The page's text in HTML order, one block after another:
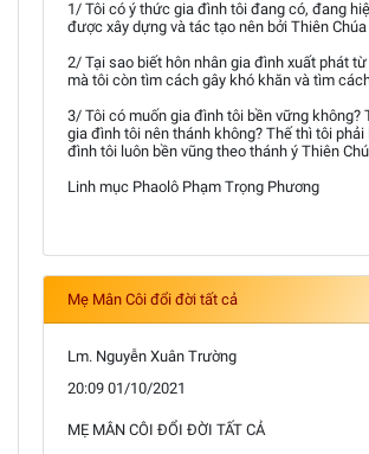
1/ Tôi có ý thức gia đình tôi đang có, đang
được xây dựng và tác tạo nên bởi Thiên
2/ Tại sao biết hôn nhân gia đình xuất phát từ
mà tôi còn tìm cách gây khó khăn và tìm
3/ Tôi có muốn gia đình tôi bền vững không?
gia đình tôi nên thánh không? Thế thì tôi
đình tôi luôn bền vũng theo thánh ý Thiên
Linh mục Phaolô Phạm Trọng Phương
Mẹ Mân Côi đổi đời tất cả
Lm. Nguyễn Xuân Trường
20:09 01/10/2021
MẸ MÂN CÔI ĐỔI ĐỜI TẤT CẢ